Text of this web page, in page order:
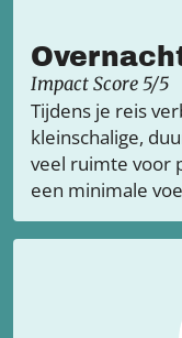
Impact Score 5/5
Tijdens je reis
kleinschalige,
veel ruimte voor
een minimale